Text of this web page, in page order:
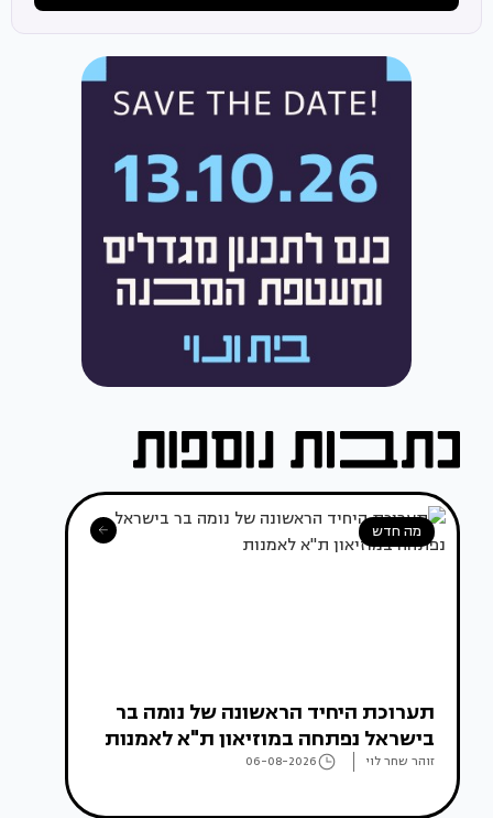
מה חדש
תערוכת היחיד הראשונה של נומה בר
בישראל נפתחה במוזיאון ת"א לאמנות
זוהר שחר לוי 06-08-2026